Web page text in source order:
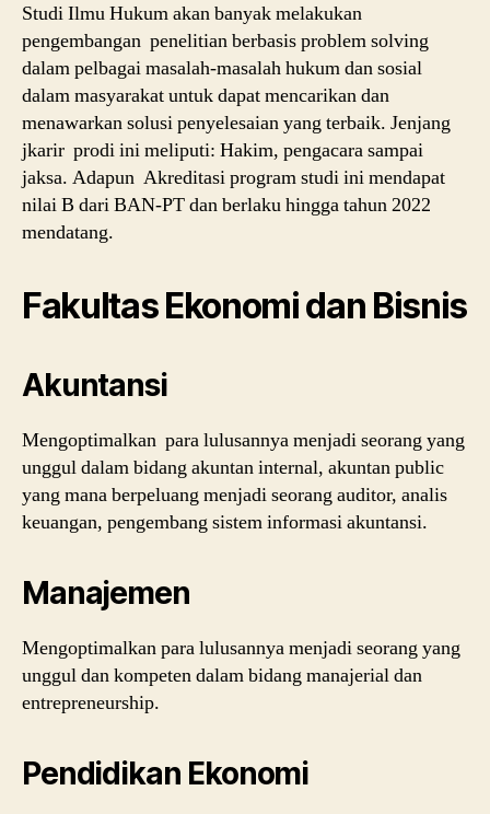
Studi Ilmu Hukum akan banyak melakukan
pengembangan penelitian berbasis problem solving
dalam pelbagai masalah-masalah hukum dan sosial
dalam masyarakat untuk dapat mencarikan dan
menawarkan solusi penyelesaian yang terbaik. Jenjang
jkarir prodi ini meliputi: Hakim, pengacara sampai
jaksa. Adapun Akreditasi program studi ini mendapat
nilai B dari BAN-PT dan berlaku hingga tahun 2022
mendatang.
Fakultas Ekonomi dan Bisnis
Akuntansi
Mengoptimalkan para lulusannya menjadi seorang yang
unggul dalam bidang akuntan internal, akuntan public
yang mana berpeluang menjadi seorang auditor, analis
keuangan, pengembang sistem informasi akuntansi.
Manajemen
Mengoptimalkan para lulusannya menjadi seorang yang
unggul dan kompeten dalam bidang manajerial dan
entrepreneurship.
Pendidikan Ekonomi